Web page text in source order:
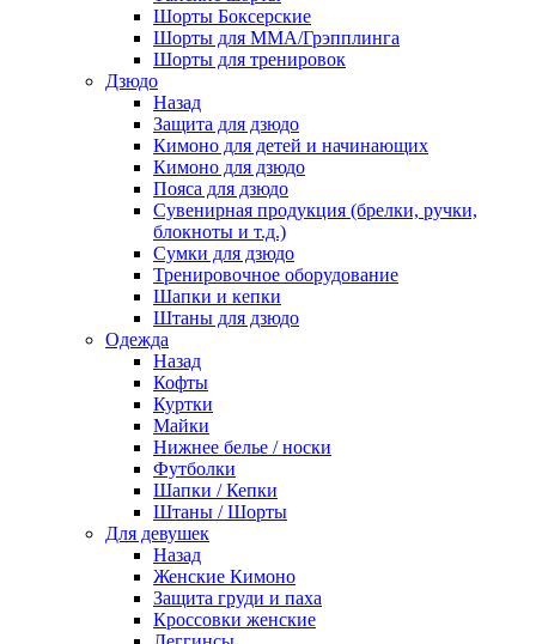
Шорты Боксерские
Шорты для ММА/Грэпплинга
Шорты для тренировок
Дзюдо
Назад
Защита для дзюдо
Кимоно для детей и начинающих
Кимоно для дзюдо
Пояса для дзюдо
Сувенирная продукция (брелки, ручки,
блокноты и т.д.)
Сумки для дзюдо
Тренировочное оборудование
Шапки и кепки
Штаны для дзюдо
Одежда
Назад
Кофты
Куртки
Майки
Нижнее белье / носки
Футболки
Шапки / Кепки
Штаны / Шорты
Для девушек
Назад
Женские Кимоно
Защита груди и паха
Кроссовки женские